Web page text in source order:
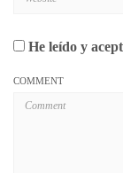
He leído y
COMMENT